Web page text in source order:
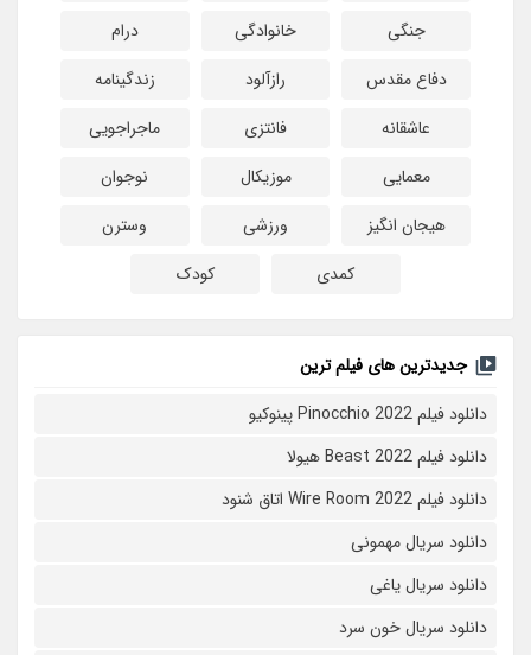
جنگی
خانوادگی
درام
دفاع مقدس
رازآلود
زندگینامه
عاشقانه
فانتزی
ماجراجویی
معمایی
موزیکال
نوجوان
هیجان انگیز
ورزشی
وسترن
کمدی
کودک
جدیدترین های فیلم ترین
دانلود فیلم Pinocchio 2022 پینوکیو
دانلود فیلم Beast 2022 هیولا
دانلود فیلم Wire Room 2022 اتاق شنود
دانلود سریال مهمونی
دانلود سریال یاغی
دانلود سریال خون سرد